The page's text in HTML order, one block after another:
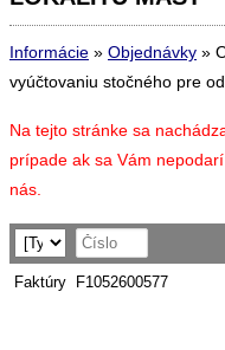
Informácie » Objednávky »
vyúčtovaniu stočného pre
Na tejto stránke sa
prípade ak sa Vám
nás.
Faktúry F1052600577